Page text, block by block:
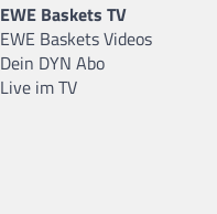
EWE Baskets TV
EWE Baskets Videos
Dein DYN Abo
Live im TV